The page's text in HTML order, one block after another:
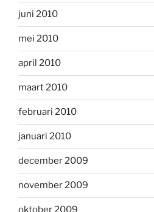
juni 2010
mei 2010
april 2010
maart 2010
februari 2010
januari 2010
december 2009
november 2009